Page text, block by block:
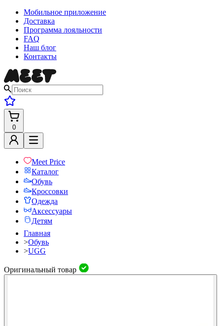
Мобильное приложение
Доставка
Программа лояльности
FAQ
Наш блог
Контакты
0
Meet Price
Каталог
Обувь
Кроссовки
Одежда
Аксессуары
Детям
Главная
>Обувь
>UGG
Оригинальный товар